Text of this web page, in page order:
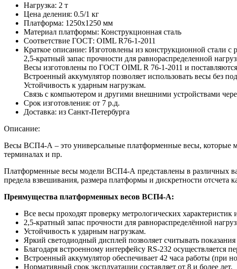
Нагрузка: 2 т
Цена деления: 0.5/1 кг
Платформа: 1250х1250 мм
Материал платформы: Конструкционная сталь
Соответствие ГОСТ: OIML R76-1-2011
Краткое описание: Изготовлены из конструкционной стали с
2,5-кратный запас прочности для равнораспределенной
Весы изготовлены по ГОСТ OIML R 76-1-2011 и
Встроенный аккумулятор позволяет использовать весы без
Устойчивость к ударным нагрузкам.
Связь с компьютером и другими внешними устройствами
Срок изготовления: от 7 р.д.
Доставка: из Санкт-Петербурга
Описание:
Весы ВСП4-А – это универсальные платформенные весы, которые
терминалах и пр.
Платформенные весы модели ВСП4-А представлены в различных
предела взвешивания, размера платформы и дискретности
Преимущества платформенных весов ВСП4-А:
Все весы проходят проверку метрологических
2,5-кратный запас прочности для равнораспределённой
Устойчивость к ударным нагрузкам.
Яркий светодиодный дисплей позволяет считывать
Благодаря встроенному интерфейсу RS-232 осуществляется
Встроенный аккумулятор обеспечивает 42 часа работы (при
Нормативный срок эксплуатации составляет от 8 и более лет.